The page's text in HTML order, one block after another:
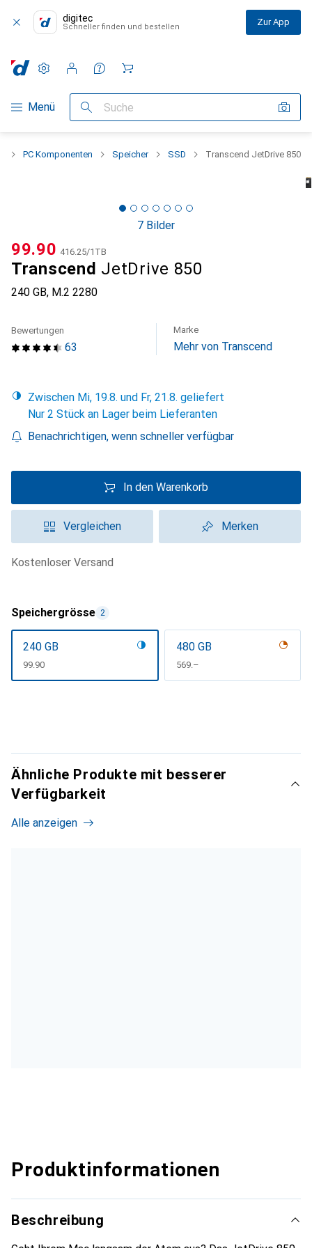
digitec
Schneller finden und bestellen Zur App
Navigation nach Kategorien
Menü Suche
Einstellungen
Kundenkonto
Vergleichslisten
Merklisten
Warenkorb
PC Komponenten Speicher SSD Transcend JetDrive 850
7 Bilder
Transcend JetDrive 850
240 GB, M.2 2280
CHF
99.90 CHF
416.25/1TB
63
Bewertungen Marke
Mehr von Transcend
Zwischen Mi, 19.8. und Fr, 21.8. geliefert
Nur 2 Stück an Lager beim Lieferanten
Benachrichtigen, wenn schneller verfügbar
In den Warenkorb
Vergleichen Merken
kostenloser Versand
Speichergrösse 2
240 GB
CHF
99.90
480 GB
CHF
569.–
Ähnliche Produkte mit besserer
Verfügbarkeit
Alle anzeigen
Produktinformationen
Beschreibung